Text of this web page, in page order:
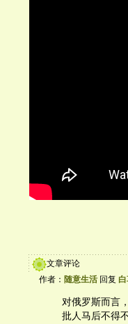
文章评论
作者： 随意生活 回复
对俄罗斯而言
批人马后不得